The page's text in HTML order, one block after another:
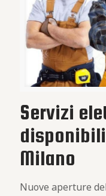
Servizi
Milano
Nuove aperture